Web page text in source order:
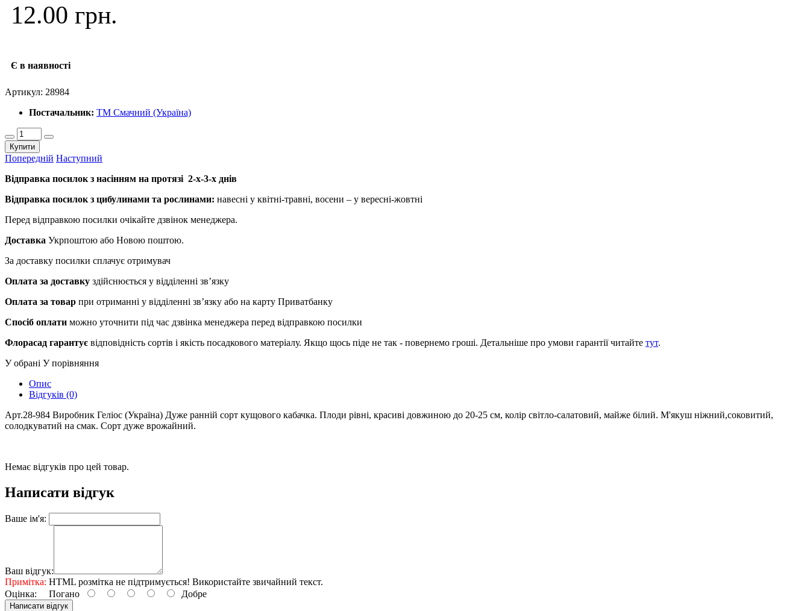
12.00 грн.
Є в наявності
Артикул: 28984
Постачальник: ТМ Смачний (Україна)
Купити
Попередній Наступний
Відправка посилок з насінням на протязі 2-х-3-х днів
Відправка посилок з цибулинами та рослинами: навесні у квітні-травні, восени – у вересні-жовтні
Перед відправкою посилки очікайте дзвінок менеджера.
Доставка Укрпоштою або Новою поштою.
За доставку посилки сплачує отримувач
Оплата за доставку здійснюється у відділенні зв’язку
Оплата за товар при отриманні у відділенні зв’язку або на карту Приватбанку
Спосіб оплати можно уточнити під час дзвінка менеджера перед відправкою посилки
Флорасад гарантує відповідність сортів і якість посадкового матеріалу. Якщо щось піде не так - повернемо гроші. Детальніше про умови гарантії читайте тут.
У обрані У порівняння
Опис
Відгуків (0)
Арт.28-984 Виробник Геліос (Україна) Дуже ранній сорт кущового кабачка. Плоди рівні, красиві довжиною до 20-25 см, колір світло-салатовий, майже білий. М'якуш ніжний,соковитий,
солодкуватий на смак. Сорт дуже врожайний.
Немає відгуків про цей товар.
Написати відгук
Ваше ім'я:
Ваш відгук:
Примітка: HTML розмітка не підтримується! Використайте звичайний текст.
Оцінка: Погано Добре
Написати відгук